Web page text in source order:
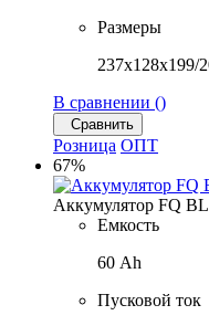
Размеры
237x128x199/
В сравнении ()
Сравнить
Розница ОПТ
67%
Аккумулятор FQ
Емкость
60 Ah
Пусковой ток